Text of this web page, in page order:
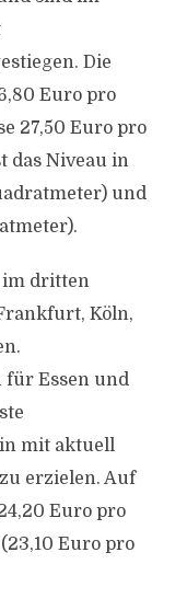
Die
Euro pro
27,50 Euro pro
das Niveau in
und
im dritten
Köln,
für Essen und
mit aktuell
erzielen. Auf
Euro pro
Euro pro